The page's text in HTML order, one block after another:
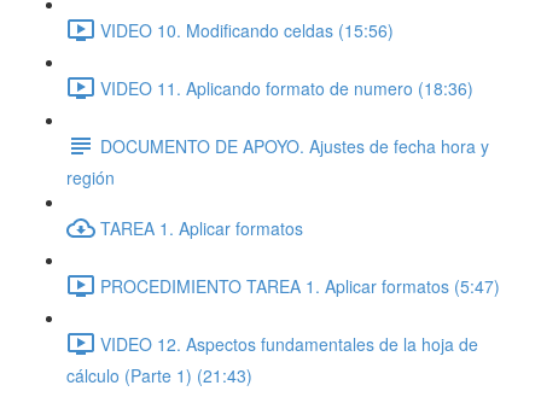
VIDEO 10. Modificando celdas (15:56)
VIDEO 11. Aplicando formato de numero (18:36)
DOCUMENTO DE APOYO. Ajustes de fecha hora y
región
TAREA 1. Aplicar formatos
PROCEDIMIENTO TAREA 1. Aplicar formatos (5:47)
VIDEO 12. Aspectos fundamentales de la hoja de
cálculo (Parte 1) (21:43)